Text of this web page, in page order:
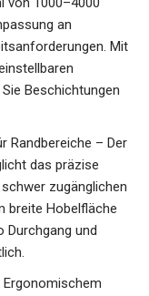
an
Mit
Beschichtungen
Randbereiche – Der
das präzise
zugänglichen
breite Hobelfläche
Durchgang und